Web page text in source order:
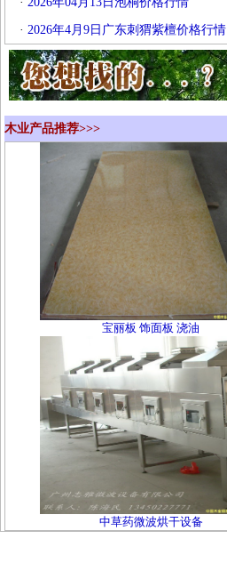
· 2026年4月9日广东刺猬紫檀价格行情
木业产品推荐>>>
宝丽板 饰面板 浇油
中草药微波烘干设备